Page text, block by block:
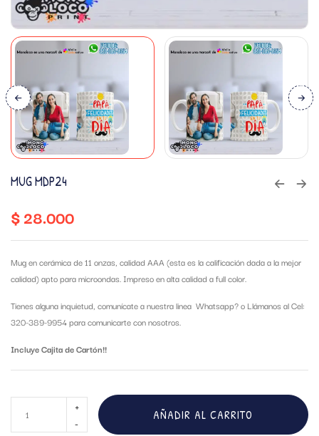
MUG MDP24
$28.000
Mug en cerámica de 11 onzas, calidad AAA (esta es la calificación dada a la mejor
calidad) apto para microondas. Impreso en alta calidad a full color.
Tienes alguna inquietud, comunícate a nuestra linea Whatsapp?o Llámanos al Cel:
320-389-9954 para comunicarte con nosotros.
Incluye Cajita de Cartón!!
AÑADIR AL CARRITO